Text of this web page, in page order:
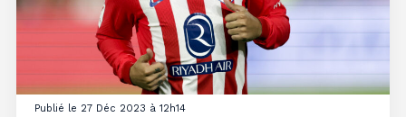
Publié le 27 Déc 2023 à 12h14